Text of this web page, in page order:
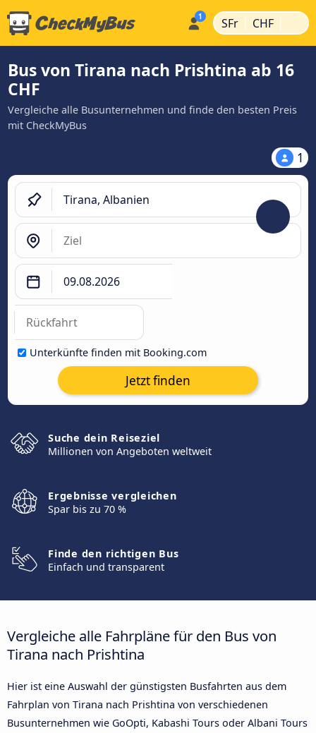
SFr | CHF |
Bus von Tirana nach Prishtina ab 16
CHF
Vergleiche alle Busunternehmen und finde den besten Preis
mit CheckMyBus
1
Unterkünfte finden mit Booking.com
Jetzt finden
Suche dein Reiseziel
Millionen von Angeboten weltweit
Ergebnisse vergleichen
Spar bis zu 70 %
Finde den richtigen Bus
Einfach und transparent
Vergleiche alle Fahrpläne für den Bus von
Tirana nach Prishtina
Hier ist eine Auswahl der günstigsten Busfahrten aus dem
Fahrplan von Tirana nach Prishtina von verschiedenen
Busunternehmen wie GoOpti, Kabashi Tours oder Albani Tours